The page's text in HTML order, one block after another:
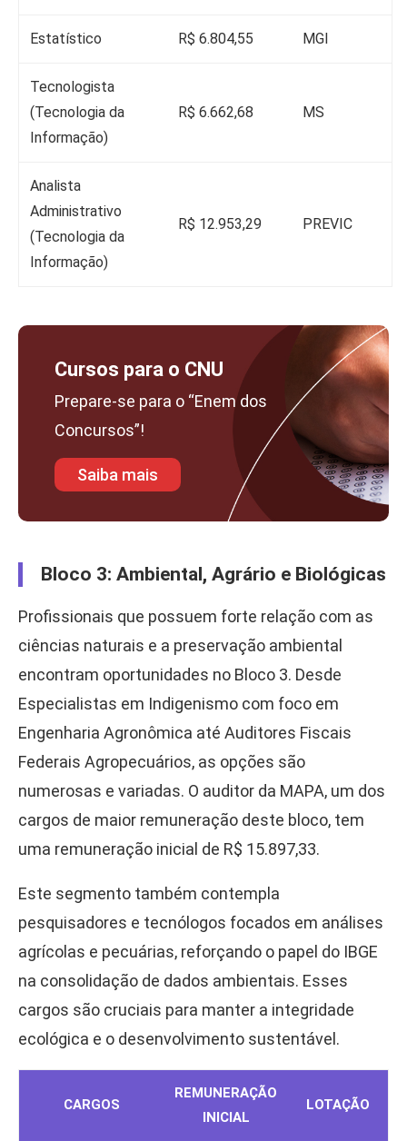
Estatístico R$ 6.804,55 MGI
Tecnologista
(Tecnologia da
Informação)
R$ 6.662,68 MS
Analista
Administrativo
(Tecnologia da
Informação)
R$ 12.953,29 PREVIC
Cursos para o CNU
Prepare-se para o “Enem dos
Concursos”!
Saiba mais
Bloco 3: Ambiental, Agrário e Biológicas
Profissionais que possuem forte relação com as
ciências naturais e a preservação ambiental
encontram oportunidades no Bloco 3. Desde
Especialistas em Indigenismo com foco em
Engenharia Agronômica até Auditores Fiscais
Federais Agropecuários, as opções são
numerosas e variadas. O auditor da MAPA, um dos
cargos de maior remuneração deste bloco, tem
uma remuneração inicial de R$ 15.897,33.
Este segmento também contempla
pesquisadores e tecnólogos focados em análises
agrícolas e pecuárias, reforçando o papel do IBGE
na consolidação de dados ambientais. Esses
cargos são cruciais para manter a integridade
ecológica e o desenvolvimento sustentável.
CARGOS
REMUNERAÇÃO
INICIAL
LOTAÇÃO